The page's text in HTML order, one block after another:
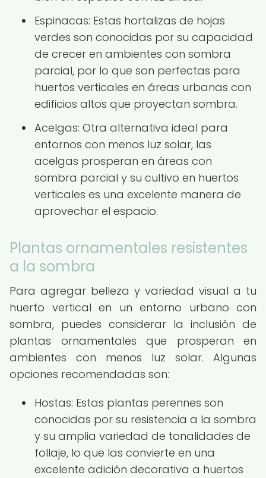
Espinacas: Estas hortalizas de hojas
verdes son conocidas por su capacidad
de crecer en ambientes con sombra
parcial, por lo que son perfectas para
huertos verticales en áreas urbanas con
edificios altos que proyectan sombra.
Acelgas: Otra alternativa ideal para
entornos con menos luz solar, las
acelgas prosperan en áreas con
sombra parcial y su cultivo en huertos
verticales es una excelente manera de
aprovechar el espacio.
Plantas ornamentales resistentes
a la sombra
Para agregar belleza y variedad visual a tu
huerto vertical en un entorno urbano con
sombra, puedes considerar la inclusión de
plantas ornamentales que prosperan en
ambientes con menos luz solar. Algunas
opciones recomendadas son:
Hostas: Estas plantas perennes son
conocidas por su resistencia a la sombra
y su amplia variedad de tonalidades de
follaje, lo que las convierte en una
excelente adición decorativa a huertos